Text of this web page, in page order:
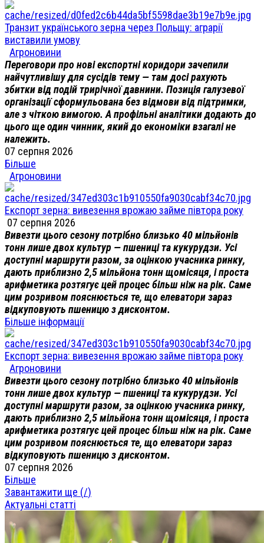
Транзит українського зерна через Польщу: аграрії
виставили умову
Агроновини
Переговори про нові експортні коридори зачепили
найчутливішу для сусідів тему — там досі рахують
збитки від подій трирічної давнини. Позиція галузевої
організації сформульована без відмови від підтримки,
але з чіткою вимогою. А профільні аналітики додають до
цього ще один чинник, який до економіки взагалі не
належить.
07 серпня 2026
Більше
Агроновини
Експорт зерна: вивезення врожаю займе півтора року
07 серпня 2026
Вивезти цього сезону потрібно близько 40 мільйонів
тонн лише двох культур — пшениці та кукурудзи. Усі
доступні маршрути разом, за оцінкою учасника ринку,
дають приблизно 2,5 мільйона тонн щомісяця, і проста
арифметика розтягує цей процес більш ніж на рік. Саме
цим розривом пояснюється те, що елеватори зараз
відкуповують пшеницю з дисконтом.
Більше інформації
Експорт зерна: вивезення врожаю займе півтора року
Агроновини
Вивезти цього сезону потрібно близько 40 мільйонів
тонн лише двох культур — пшениці та кукурудзи. Усі
доступні маршрути разом, за оцінкою учасника ринку,
дають приблизно 2,5 мільйона тонн щомісяця, і проста
арифметика розтягує цей процес більш ніж на рік. Саме
цим розривом пояснюється те, що елеватори зараз
відкуповують пшеницю з дисконтом.
07 серпня 2026
Більше
Завантажити ще (/)
Актуальні статті